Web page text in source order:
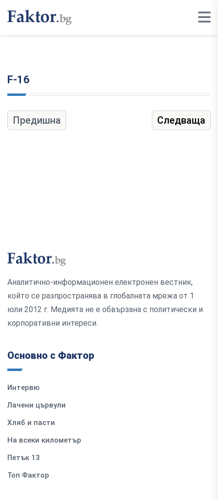
F-16
Предишна Следваща
Аналитично-информационен електронен вестник,
който се разпространява в глобалната мрежа от 1
юли 2012 г. Медията не е обвързана с политически и
корпоративни интереси.
Основно с Фактор
Интервю
Лачени цървули
Хляб и пасти
На всеки километър
Петък 13
Топ Фактор